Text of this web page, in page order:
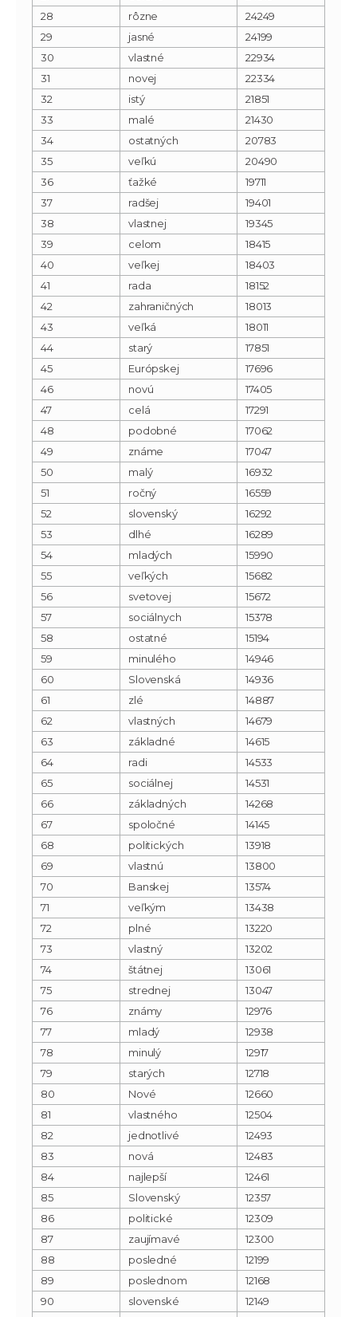
28
rôzne
24249
29
jasné
24199
30
vlastné
22934
31
novej
22334
32
istý
21851
33
malé
21430
34
ostatných
20783
35
veľkú
20490
36
ťažké
19711
37
radšej
19401
38
vlastnej
19345
39
celom
18415
40
veľkej
18403
41
rada
18152
42
zahraničných
18013
43
veľká
18011
44
starý
17851
45
Európskej
17696
46
novú
17405
47
celá
17291
48
podobné
17062
49
známe
17047
50
malý
16932
51
ročný
16559
52
slovenský
16292
53
dlhé
16289
54
mladých
15990
55
veľkých
15682
56
svetovej
15672
57
sociálnych
15378
58
ostatné
15194
59
minulého
14946
60
Slovenská
14936
61
zlé
14887
62
vlastných
14679
63
základné
14615
64
radi
14533
65
sociálnej
14531
66
základných
14268
67
spoločné
14145
68
politických
13918
69
vlastnú
13800
70
Banskej
13574
71
veľkým
13438
72
plné
13220
73
vlastný
13202
74
štátnej
13061
75
strednej
13047
76
známy
12976
77
mladý
12938
78
minulý
12917
79
starých
12718
80
Nové
12660
81
vlastného
12504
82
jednotlivé
12493
83
nová
12483
84
najlepší
12461
85
Slovenský
12357
86
politické
12309
87
zaujímavé
12300
88
posledné
12199
89
poslednom
12168
90
slovenské
12149